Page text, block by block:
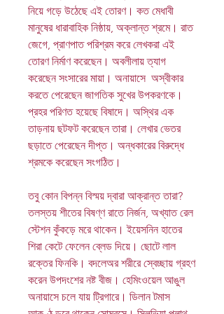
নিয়ে গড়ে উঠেছে এই তোরণ। কত মেধাবী
মানুষের ধারাবাহিক নিষ্ঠায়, অক্লান্ত শ্রমে। রাত
জেগে, প্রাণপাত পরিশ্রম করে লেখকরা এই
তোরণ নির্মাণ করেছেন। অবলীলায় ত্যাগ
করেছেন সংসারের মায়া। অনায়াসে অস্বীকার
করতে পেরেছেন জাগতিক সুখের উপকরণকে।
প্রহর পরিণত হয়েছে বিষাদে। অস্থির এক
তাড়নায় ছটফট করেছেন তারা। লেখার ভেতর
ছড়াতে পেরেছেন দীপ্ত। অন্ধকারের বিরুদ্ধে
শ্রমকে করেছেন সংগঠিত।
তবু কোন বিপন্ন বিস্ময় দ্বারা আক্রান্ত তারা?
তলস্তয় শীতের বিষণ্ণ রাতে নির্জন, অখ্যাত রেল
স্টেশন কুঁকড়ে মরে থাকেন। ইয়েসনিন হাতের
শিরা কেটে ফেলেন ব্লেড দিয়ে। ছোটে লাল
রক্তের ফিনকি। বদলেঅর শরীরে স্বেচ্ছায় গ্রহণ
করেন উপদংশের নষ্ট বীজ। হেমিংওয়েল আঙুল
অনায়াসে চলে যায় ট্রিগারে। ডিলান টমাস